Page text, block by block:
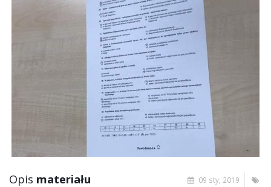
09 sty, 2019
Opis materiału